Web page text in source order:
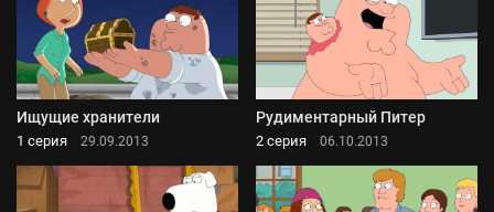
Ищущие хранители
1 серия 29.09.2013
Рудиментарный Питер
2 серия 06.10.2013